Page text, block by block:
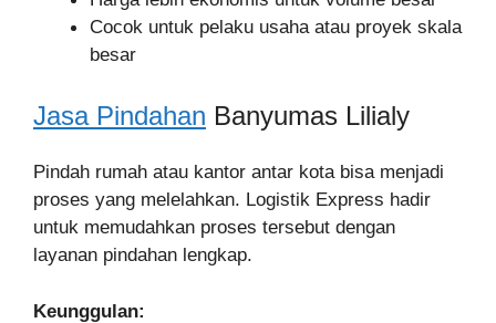
Cocok untuk pelaku usaha atau proyek skala
besar
Jasa Pindahan Banyumas Lilialy
Pindah rumah atau kantor antar kota bisa menjadi
proses yang melelahkan. Logistik Express hadir
untuk memudahkan proses tersebut dengan
layanan pindahan lengkap.
Keunggulan: